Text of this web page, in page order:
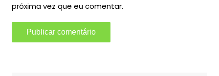
próxima vez que eu comentar.